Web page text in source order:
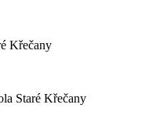
Křečany
Staré Křečany